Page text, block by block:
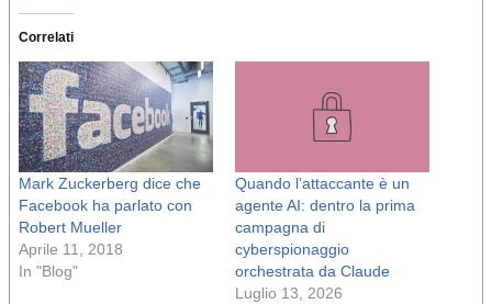
Correlati
Mark Zuckerberg dice che
Facebook ha parlato con
Robert Mueller
Aprile 11, 2018
In "Blog"
Quando l’attaccante è un
agente AI: dentro la prima
campagna di
cyberspionaggio
orchestrata da Claude
Luglio 13, 2026